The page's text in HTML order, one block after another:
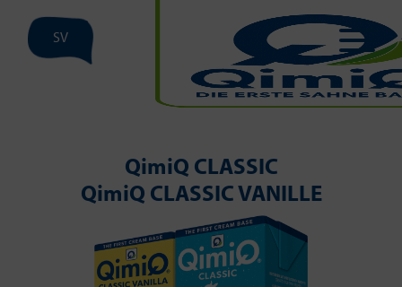
SV
QimiQ CLASSIC
QimiQ CLASSIC VANILLE